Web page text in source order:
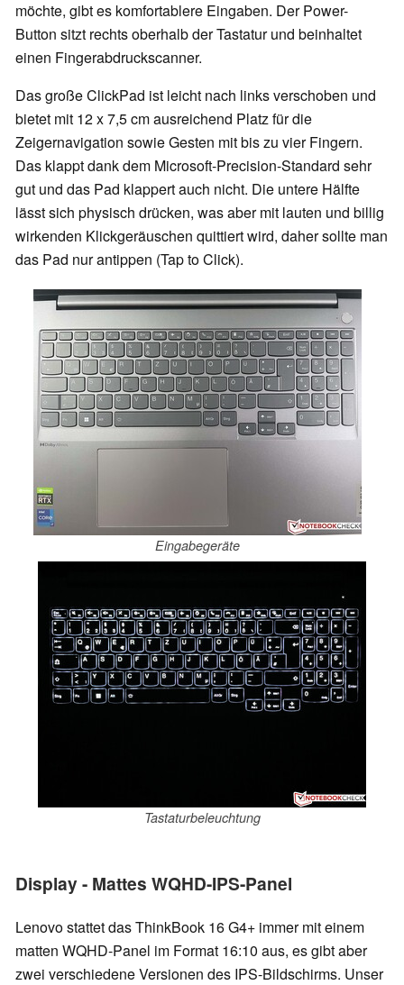
möchte, gibt es komfortablere Eingaben. Der Power-
Button sitzt rechts oberhalb der Tastatur und beinhaltet
einen Fingerabdruckscanner.
Das große ClickPad ist leicht nach links verschoben und
bietet mit 12 x 7,5 cm ausreichend Platz für die
Zeigernavigation sowie Gesten mit bis zu vier Fingern.
Das klappt dank dem Microsoft-Precision-Standard sehr
gut und das Pad klappert auch nicht. Die untere Hälfte
lässt sich physisch drücken, was aber mit lauten und billig
wirkenden Klickgeräuschen quittiert wird, daher sollte man
das Pad nur antippen (Tap to Click).
Eingabegeräte
Tastaturbeleuchtung
Display - Mattes WQHD-IPS-Panel
Lenovo stattet das ThinkBook 16 G4+ immer mit einem
matten WQHD-Panel im Format 16:10 aus, es gibt aber
zwei verschiedene Versionen des IPS-Bildschirms. Unser